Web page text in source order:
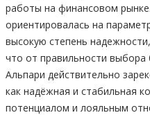
работы на финансовом
ориентировалась на
высокую степень
что от правильности выбора
Альпари действительно
как надёжная и стабильная
потенциалом и лояльным